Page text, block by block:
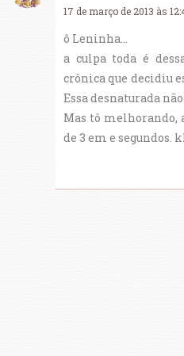
17 de março de 2013 às
ô Leninha...
a culpa toda é
crônica que decidiu
Essa desnaturada
Mas tô melhorando,
de 3 em e